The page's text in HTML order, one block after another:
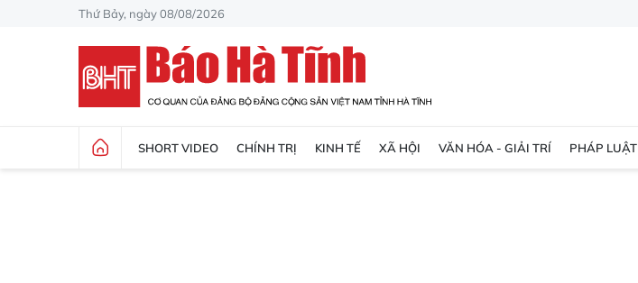
Thứ Bảy, ngày 08/08/2026
SHORT VIDEO CHÍNH TRỊ KINH TẾ XÃ HỘI VĂN HÓA - GIẢI TRÍ PHÁP LUẬT